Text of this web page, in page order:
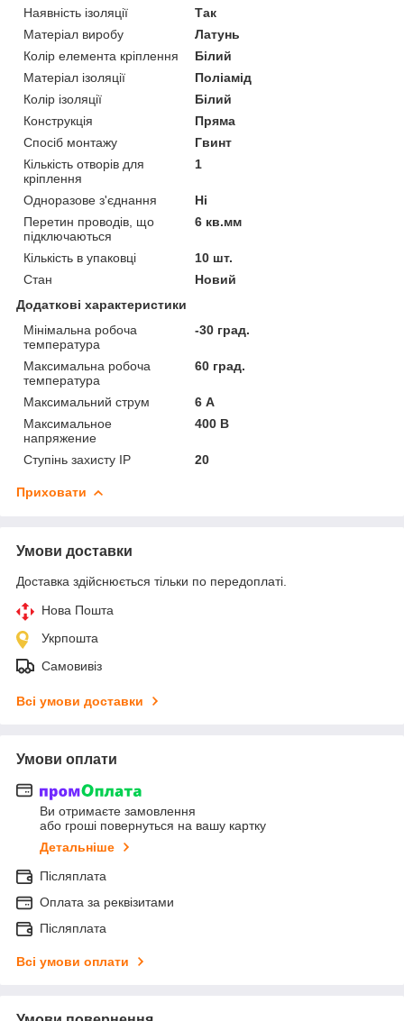
Наявність ізоляції
Так
Матеріал виробу
Латунь
Колір елемента кріплення
Білий
Матеріал ізоляції
Поліамід
Колір ізоляції
Білий
Конструкція
Пряма
Спосіб монтажу
Гвинт
Кількість отворів для
кріплення
1
Одноразове з'єднання
Ні
Перетин проводів, що
підключаються
6 кв.мм
Кількість в упаковці
10 шт.
Стан
Новий
Додаткові характеристики
Мінімальна робоча
температура
-30 град.
Максимальна робоча
температура
60 град.
Максимальний струм
6 А
Максимальное
напряжение
400 В
Ступінь захисту IP 20
Приховати
Умови доставки
Доставка здійснюється тільки по передоплаті.
Нова Пошта
Укрпошта
Самовивіз
Всі умови доставки
Умови оплати
Ви отримаєте замовлення
або гроші повернуться на вашу картку
Детальніше
Післяплата
Оплата за реквізитами
Післяплата
Всі умови оплати